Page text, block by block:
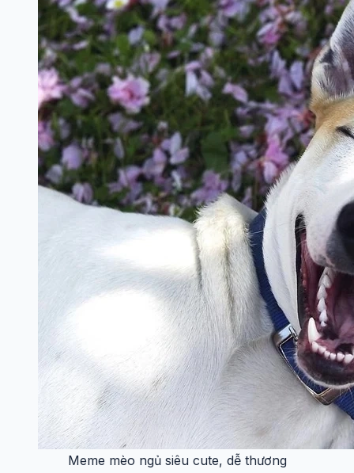
Meme ngủ ngon hài giúp bạn giải trí cực tốt
Ảnh chúc ngủ ngon meme thú vị và hài hước
Meme mất ngủ cực lầy, biểu cảm đáng yêu